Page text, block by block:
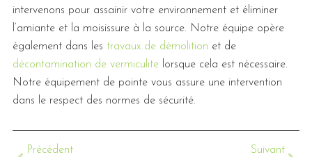
intervenons pour assainir votre environnement et éliminer
l’amiante et la moisissure à la source. Notre équipe opère
également dans les travaux de démolition et de
décontamination de vermiculitelorsque cela est nécessaire.
Notre équipement de pointe vous assure une intervention
dans le respect des normes de sécurité.
Précédent Suivant